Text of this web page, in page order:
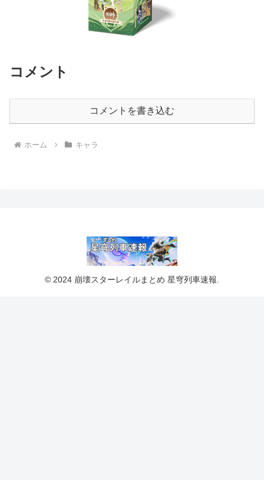
コメント
コメントを書き込む
ホーム キャラ
© 2024 崩壊スターレイルまとめ 星穹列車速報.